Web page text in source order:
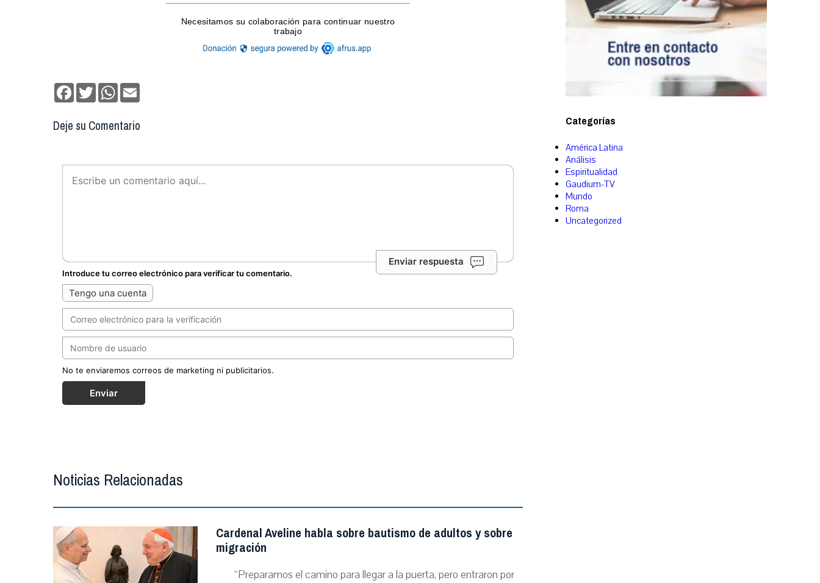
Facebook
TwitterWhatsApp
Deje su Comentario
Enviar respuesta
Introduce tu correo electrónico para verificar tu comentario.
Tengo una cuenta
No te enviaremos correos de marketing ni publicitarios.
Enviar
Noticias Relacionadas
Cardenal Aveline habla sobre bautismo de adultos y sobre
migración
“Preparamos el camino para llegar a la puerta, pero entraron por
Categorías
América Latina
Análisis
Espiritualidad
Gaudium-TV
Mundo
Roma
Uncategorized